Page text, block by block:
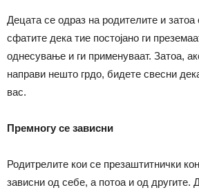
Децата се одраз на родителите и
сфатите дека тие постојано ги
однесување и ги применуваат. Затоа,
направи нешто грдо, бидете свесни
вас.
Премногу се зависни
Родитрелите кои се презаштитнички
зависни од себе, а потоа и од другите.